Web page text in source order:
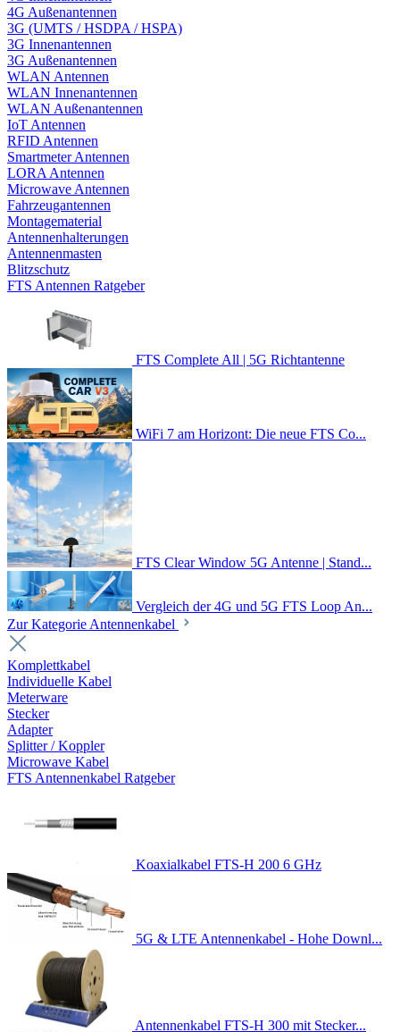
4G Außenantennen
3G (UMTS / HSDPA / HSPA)
3G Innenantennen
3G Außenantennen
WLAN Antennen
WLAN Innenantennen
WLAN Außenantennen
IoT Antennen
RFID Antennen
Smartmeter Antennen
LORA Antennen
Microwave Antennen
Fahrzeugantennen
Montagematerial
Antennenhalterungen
Antennenmasten
Blitzschutz
FTS Antennen Ratgeber
FTS Complete All | 5G Richtantenne
WiFi 7 am Horizont: Die neue FTS Co...
FTS Clear Window 5G Antenne | Stand...
Vergleich der 4G und 5G FTS Loop An...
Zur Kategorie Antennenkabel
Komplettkabel
Individuelle Kabel
Meterware
Stecker
Adapter
Splitter / Koppler
Microwave Kabel
FTS Antennenkabel Ratgeber
Koaxialkabel FTS-H 200 6 GHz
5G & LTE Antennenkabel - Hohe Downl...
Antennenkabel FTS-H 300 mit Stecker...